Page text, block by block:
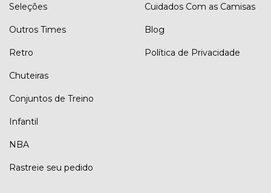
Seleções
Outros Times
Retro
Chuteiras
Conjuntos de Treino
Infantil
NBA
Rastreie seu pedido
Cuidados Com as Camisas
Blog
Política de Privacidade